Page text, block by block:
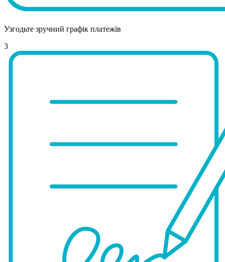
Узгодьте зручний графік платежів
3